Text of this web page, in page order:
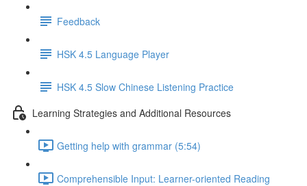
Feedback
HSK 4.5 Language Player
HSK 4.5 Slow Chinese Listening Practice
Learning Strategies and Additional Resources
Getting help with grammar (5:54)
Comprehensible Input: Learner-oriented Reading